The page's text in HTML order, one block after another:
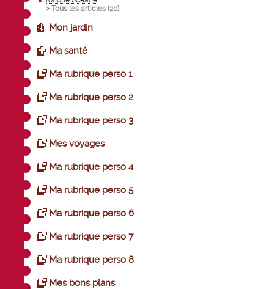
> Tous les articles (20)
Mon jardin
Ma santé
Ma rubrique perso 1
Ma rubrique perso 2
Ma rubrique perso 3
Mes voyages
Ma rubrique perso 4
Ma rubrique perso 5
Ma rubrique perso 6
Ma rubrique perso 7
Ma rubrique perso 8
Mes bons plans